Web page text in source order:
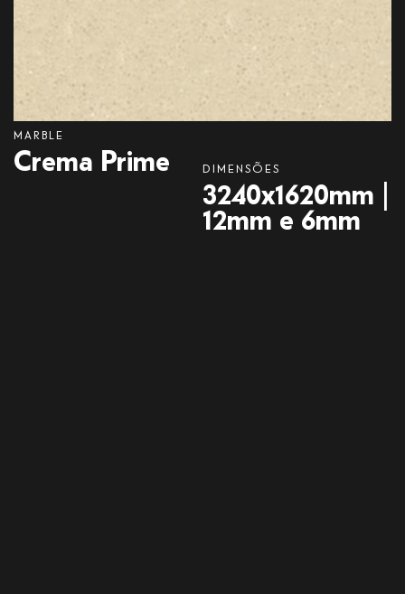
MARBLE
Crema Prime DIMENSÕES
3240x1620mm |
12mm e 6mm